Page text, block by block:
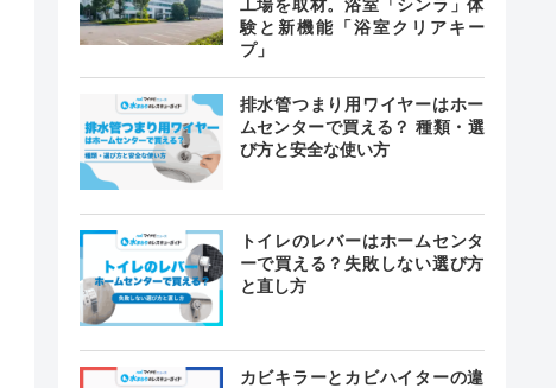
工場を取材。浴室「シンラ」体
験と新機能「浴室クリアキー
プ」
排水管つまり用ワイヤーはホー
ムセンターで買える？ 種類・選
び方と安全な使い方
トイレのレバーはホームセンタ
ーで買える？失敗しない選び方
と直し方
カビキラーとカビハイターの違